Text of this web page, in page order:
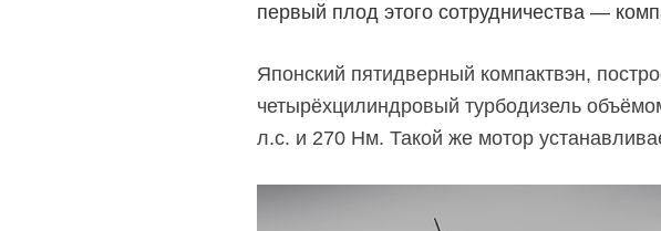
первый плод этого сотрудничества —
Японский пятидверный компактвэн,
четырёхцилиндровый турбодизель
л.с. и 270 Нм. Такой же мотор